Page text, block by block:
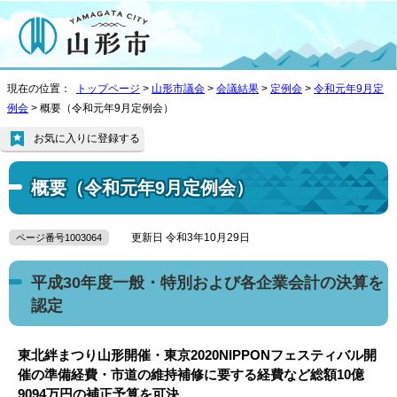
現在の位置： トップページ > 山形市議会 > 会議結果 > 定例会 > 令和元年9月定
例会 > 概要（令和元年9月定例会）
概要（令和元年9月定例会）
お気に入りに登録する
ページ番号1003064 更新日 令和3年10月29日
平成30年度一般・特別および各企業会計の決算を
認定
東北絆まつり山形開催・東京2020NIPPONフェスティバル開
催の準備経費・市道の維持補修に要する経費など総額10億
9094万円の補正予算を可決